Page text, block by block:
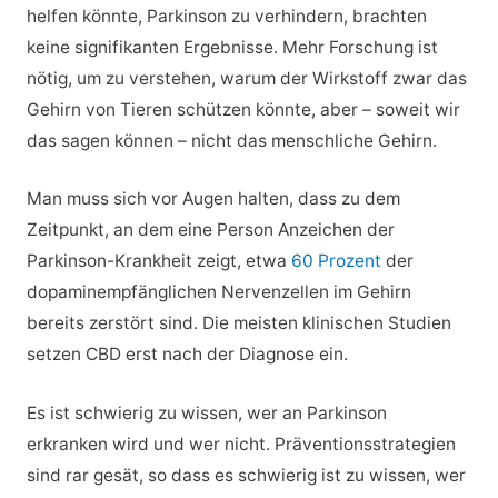
helfen könnte, Parkinson zu verhindern, brachten
keine signifikanten Ergebnisse. Mehr Forschung ist
nötig, um zu verstehen, warum der Wirkstoff zwar das
Gehirn von Tieren schützen könnte, aber – soweit wir
das sagen können – nicht das menschliche Gehirn.
Man muss sich vor Augen halten, dass zu dem
Zeitpunkt, an dem eine Person Anzeichen der
Parkinson-Krankheit zeigt, etwa 60 Prozent der
dopaminempfänglichen Nervenzellen im Gehirn
bereits zerstört sind. Die meisten klinischen Studien
setzen CBD erst nach der Diagnose ein.
Es ist schwierig zu wissen, wer an Parkinson
erkranken wird und wer nicht. Präventionsstrategien
sind rar gesät, so dass es schwierig ist zu wissen, wer